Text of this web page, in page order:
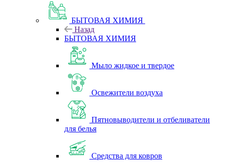
БЫТОВАЯ ХИМИЯ
Назад
БЫТОВАЯ ХИМИЯ
Мыло жидкое и твердое
Освежители воздуха
Пятновыводители и отбеливатели
для белья
Средства для ковров